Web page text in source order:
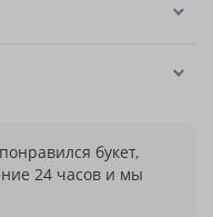
букет,
24 часов и мы